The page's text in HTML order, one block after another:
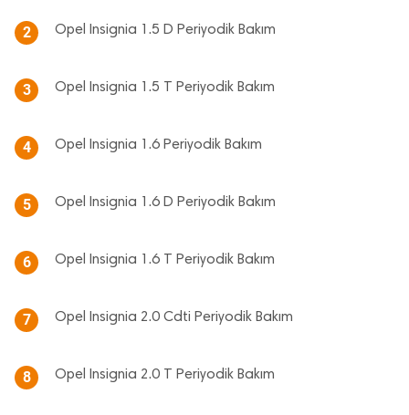
2 Opel Insignia 1.5 D Periyodik Bakım
3 Opel Insignia 1.5 T Periyodik Bakım
4 Opel Insignia 1.6 Periyodik Bakım
5 Opel Insignia 1.6 D Periyodik Bakım
6 Opel Insignia 1.6 T Periyodik Bakım
7 Opel Insignia 2.0 Cdti Periyodik Bakım
8 Opel Insignia 2.0 T Periyodik Bakım